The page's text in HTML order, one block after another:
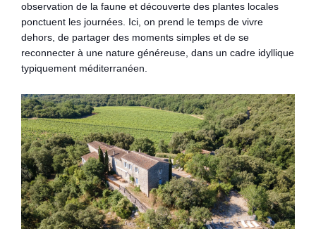
observation de la faune et découverte des plantes locales
ponctuent les journées. Ici, on prend le temps de vivre
dehors, de partager des moments simples et de se
reconnecter à une nature généreuse, dans un cadre idyllique
typiquement méditerranéen.